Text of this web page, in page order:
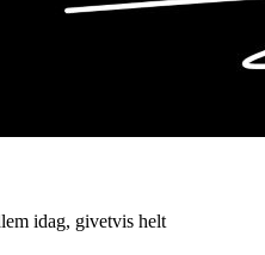
idag, givetvis helt